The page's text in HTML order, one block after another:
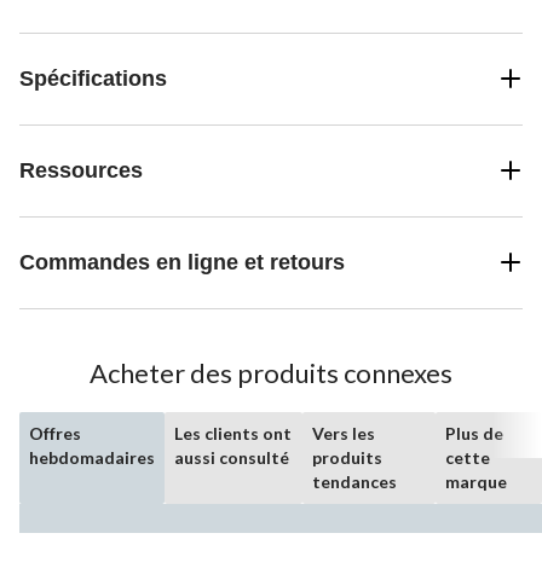
Spécifications
Ressources
Commandes en ligne et retours
Acheter des produits connexes
Offres
hebdomadaires
Les clients ont
aussi consulté
Vers les
produits
tendances
Plus de
cette
marque